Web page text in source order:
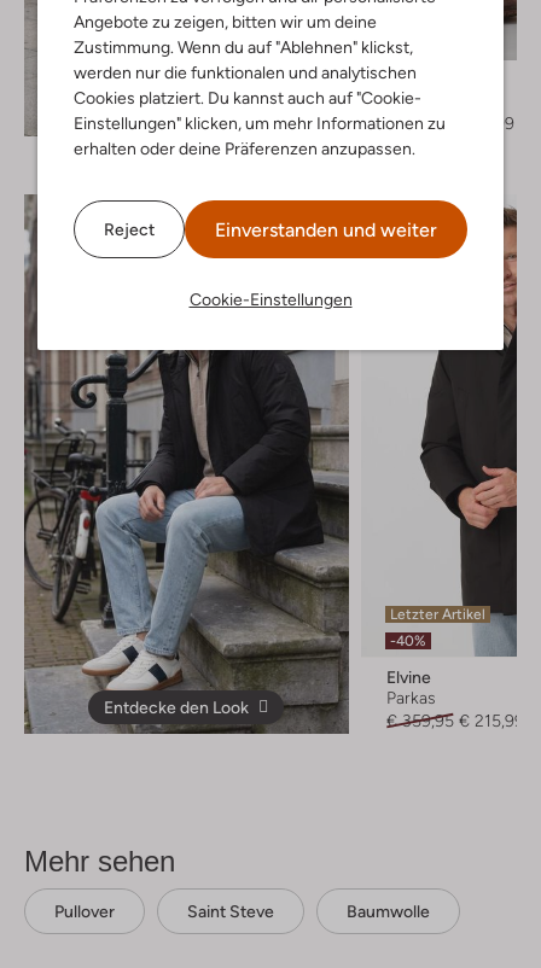
Angebote zu zeigen, bitten wir um deine
Zustimmung. Wenn du auf "Ablehnen" klickst,
werden nur die funktionalen und analytischen
Cookies platziert. Du kannst auch auf "Cookie-
Einstellungen" klicken, um mehr Informationen zu
erhalten oder deine Präferenzen anzupassen.
Reject Einverstanden und weiter
Cookie-Einstellungen
Entdecke den Look
-50%
Plain
Pantalon
€ 139,95
€ 69,99
Entdecke den Look
Letzter Artikel
-40%
Elvine
Parkas
€ 359,95 € 215,99
Mehr sehen
Pullover Saint Steve Baumwolle